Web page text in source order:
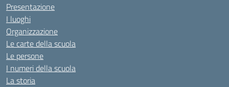
Presentazione
I luoghi
Organizzazione
Le carte della scuola
Le persone
I numeri della scuola
La storia